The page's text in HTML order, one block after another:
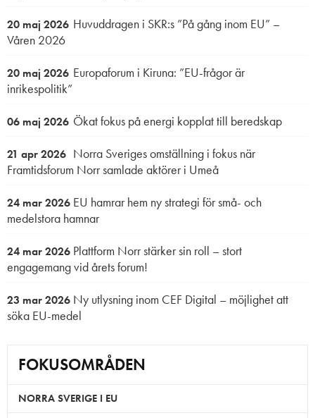
20 maj 2026 Huvuddragen i SKR:s ”På gång inom EU” –
Våren 2026
20 maj 2026 Europaforum i Kiruna: ”EU-frågor är
inrikespolitik”
06 maj 2026 Ökat fokus på energi kopplat till beredskap
21 apr 2026 Norra Sveriges omställning i fokus när
Framtidsforum Norr samlade aktörer i Umeå
24 mar 2026 EU hamrar hem ny strategi för små- och
medelstora hamnar
24 mar 2026 Plattform Norr stärker sin roll – stort
engagemang vid årets forum!
23 mar 2026 Ny utlysning inom CEF Digital – möjlighet att
söka EU-medel
FOKUSOMRÅDEN
NORRA SVERIGE I EU